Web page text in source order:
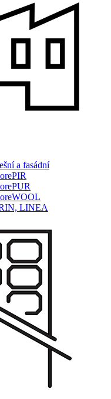
a fasádní
LINEA